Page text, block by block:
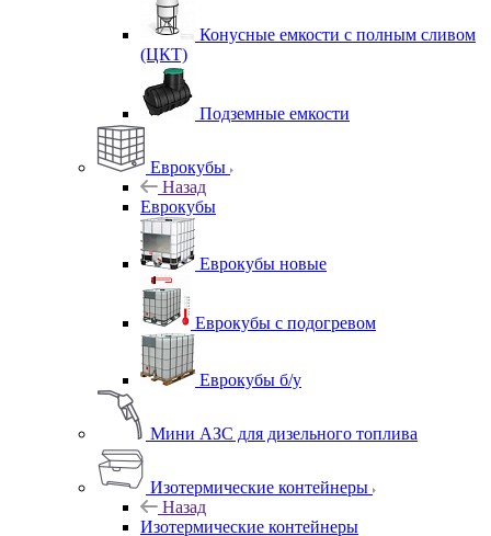
Конусные емкости с полным сливом
(ЦКТ)
Подземные емкости
Еврокубы
Назад
Еврокубы
Еврокубы новые
Еврокубы с подогревом
Еврокубы б/у
Мини АЗС для дизельного топлива
Изотермические контейнеры
Назад
Изотермические контейнеры